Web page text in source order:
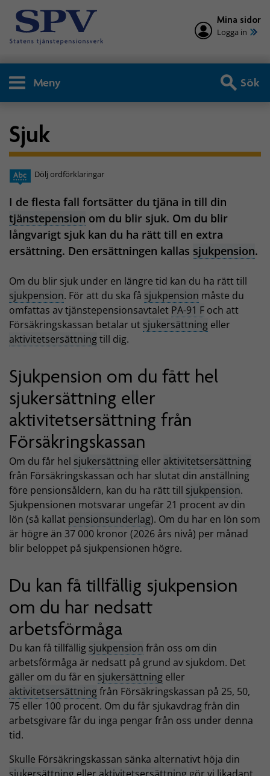
Mina sidor
Logga in
Meny Sök
Sjuk
Dölj ordförklaringar
I de flesta fall fortsätter du tjäna in till din
tjänstepension om du blir sjuk. Om du blir
långvarigt sjuk kan du ha rätt till en extra
ersättning. Den ersättningen kallas sjukpension.
Om du blir sjuk under en längre tid kan du ha rätt till
sjukpension. För att du ska få sjukpension måste du
omfattas av tjänstepensionsavtalet PA-91 F och att
Försäkringskassan betalar ut sjukersättning eller
aktivitetsersättningtill dig.
Sjukpension om du fått hel
sjukersättning eller
aktivitetsersättning från
Försäkringskassan
Om du får hel sjukersättning eller aktivitetsersättning
från Försäkringskassan och har slutat din anställning
före pensionsåldern, kan du ha rätt till sjukpension.
Sjukpensionen motsvarar ungefär 21 procent av din
lön (så kallat pensionsunderlag). Om du har en lön som
är högre än 37 000 kronor (2026 års nivå) per månad
blir beloppet på sjukpensionen högre.
Du kan få tillfällig sjukpension
om du har nedsatt
arbetsförmåga
Du kan få tillfällig sjukpension från oss om din
arbetsförmåga är nedsatt på grund av sjukdom. Det
gäller om du får en sjukersättning eller
aktivitetsersättningfrån Försäkringskassan på 25, 50,
75 eller 100 procent. Om du får sjukavdrag från din
arbetsgivare får du inga pengar från oss under denna
tid.
Skulle Försäkringskassan sänka alternativt höja din